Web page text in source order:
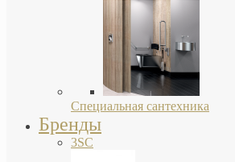
Специальная сантехника
Бренды
3SC